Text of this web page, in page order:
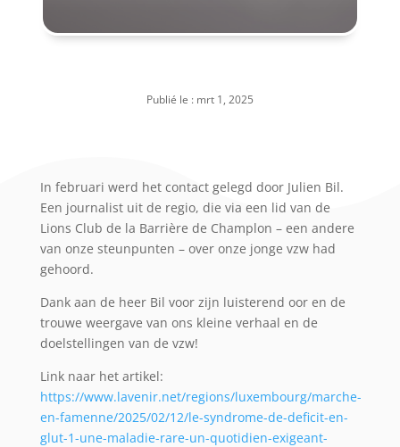
Publié le : mrt 1, 2025
In februari werd het contact gelegd door Julien Bil.
Een journalist uit de regio, die via een lid van de
Lions Club de la Barrière de Champlon – een andere
van onze steunpunten – over onze jonge vzw had
gehoord.
Dank aan de heer Bil voor zijn luisterend oor en de
trouwe weergave van ons kleine verhaal en de
doelstellingen van de vzw!
Link naar het artikel:
https://www.lavenir.net/regions/luxembourg/marche-
en-famenne/2025/02/12/le-syndrome-de-deficit-en-
glut-1-une-maladie-rare-un-quotidien-exigeant-